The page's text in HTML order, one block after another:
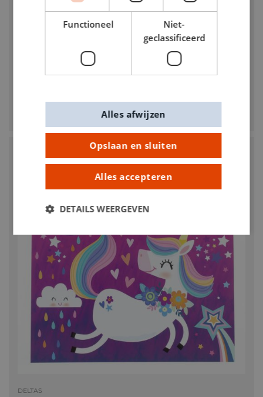
LANNOO
DELTAS
Functioneel
Niet-
geclassificeerd
Opslaan en sluiten
Alles accepteren
Alles afwijzen
DETAILS WEERGEVEN